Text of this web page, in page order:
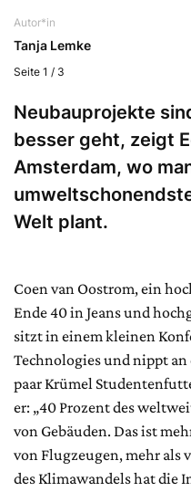
Autor*in
Tanja Lemke
Seite 1 / 3
Neubauprojekte
besser geht, zeigt
Amsterdam, wo
Welt plant.
Coen van Oostrom, ein
Ende 40 in Jeans und
sitzt in einem kleinen
Technologies und nippt an
paar Krümel
er: „40 Prozent des
von Gebäuden. Das ist
von Flugzeugen, mehr als
des Klimawandels hat die